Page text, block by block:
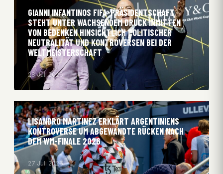
GIANNI INFANTINOS FIFA-PRÄSIDENTSCHAFT
STEHT UNTER WACHSENDEM DRUCK INMITTEN
VON BEDENKEN HINSICHTLICH POLITISCHER
NEUTRALITÄT UND KONTROVERSEN BEI DER
WELTMEISTERSCHAFT
28 Juli 2026
LISANDRO MARTINEZ ERKLÄRT ARGENTINIENS
KONTROVERSE UM ABGEWANDTE RÜCKEN NACH
DEM WM-FINALE 2026
27 Juli 2026